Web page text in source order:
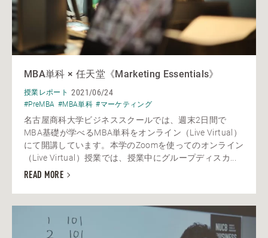
MBA単科 × 任天堂《Marketing Essentials》
授業レポート 2021/06/24
#PreMBA #MBA単科 #マーケティング
名古屋商科大学ビジネススクールでは、週末2日間で
MBA基礎が学べるMBA単科をオンライン（Live Virtual）
にて開講しています。本学のZoomを使ってのオンライン
（Live Virtual）授業では、授業中にグループディスカ...
READ MORE